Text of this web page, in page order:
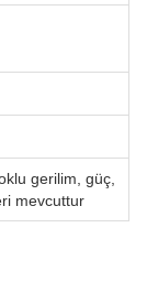
gerilim, güç,
mevcuttur